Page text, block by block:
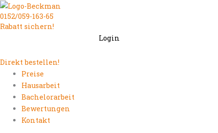
Zum
Inhalt
springen
0152/059-163-65
Rabatt sichern!
Login
Direkt bestellen!
Preise
Hausarbeit
Bachelorarbeit
Bewertungen
Kontakt